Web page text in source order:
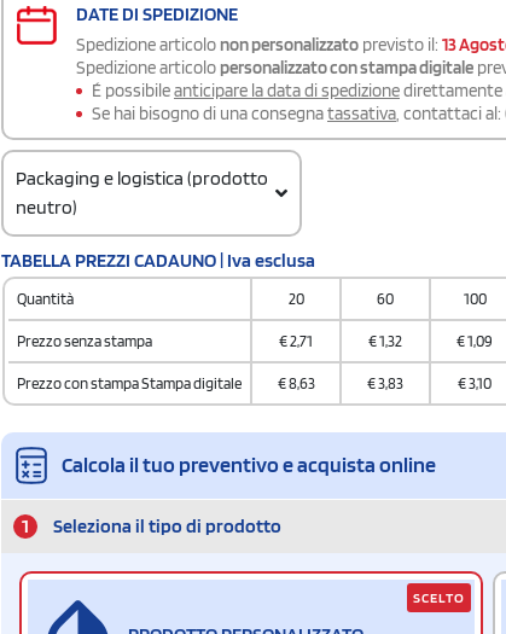
DATE DI SPEDIZIONE
Spedizione articolo non personalizzato previsto il: 13
Spedizione articolo personalizzato con stampa digitale
É possibileanticipare la data di spedizionedirettamente
Se hai bisogno di una consegnatassativa , contattaci al:
Packaging e logistica (prodotto
neutro)
33041000
TABELLA PREZZI CADAUNO | Iva esclusa
Quantità 20 60 100
Prezzo senza stampa €2,71 €1,32 €1,09
Prezzo con stampa Stampa digitale €8,63 €3,83 €3,10
Calcola il tuo preventivo e acquista online
1 Seleziona il tipo di prodotto
SCELTO